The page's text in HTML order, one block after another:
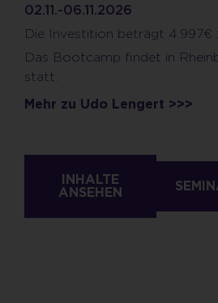
02.11.-06.11.2026
Die Investition beträgt 4.997€
Das Bootcamp findet in
statt.
Mehr zu Udo Lengert >>>
INHALTE
ANSEHEN